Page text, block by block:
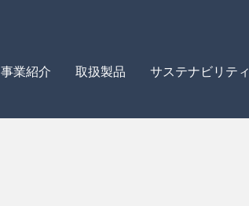
事業紹介 取扱製品 サステナビリティ